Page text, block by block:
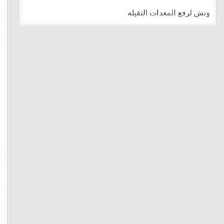
ونش لرفع المعدات الثقيله